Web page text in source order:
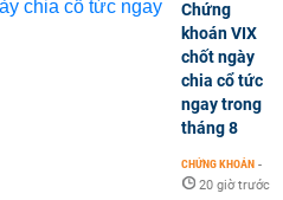
Chứng
khoán VIX
chốt ngày
chia cổ tức
ngay trong
tháng 8
CHỨNG KHOÁN -
20 giờ trước